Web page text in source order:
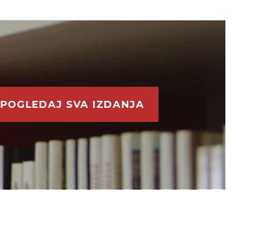
POGLEDAJ SVA IZDANJA